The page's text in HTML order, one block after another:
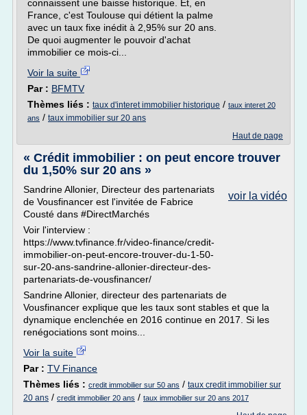
connaissent une baisse historique. Et, en
France, c'est Toulouse qui détient la palme
avec un taux fixe inédit à 2,95% sur 20 ans.
De quoi augmenter le pouvoir d'achat
immobilier ce mois-ci...
Voir la suite
Par : BFMTV
Thèmes liés : taux d'interet immobilier historique / taux interet 20
ans / taux immobilier sur 20 ans
Haut de page
« Crédit immobilier : on peut encore trouver
du 1,50% sur 20 ans »
voir la vidéo
Sandrine Allonier, Directeur des partenariats
de Vousfinancer est l'invitée de Fabrice
Cousté dans #DirectMarchés
Voir l'interview :
https://www.tvfinance.fr/video-finance/credit-
immobilier-on-peut-encore-trouver-du-1-50-
sur-20-ans-sandrine-allonier-directeur-des-
partenariats-de-vousfinancer/
Sandrine Allonier, directeur des partenariats de
Vousfinancer explique que les taux sont stables et que la
dynamique enclenchée en 2016 continue en 2017. Si les
renégociations sont moins...
Voir la suite
Par : TV Finance
Thèmes liés : credit immobilier sur 50 ans / taux credit immobilier sur
20 ans / credit immobilier 20 ans / taux immobilier sur 20 ans 2017